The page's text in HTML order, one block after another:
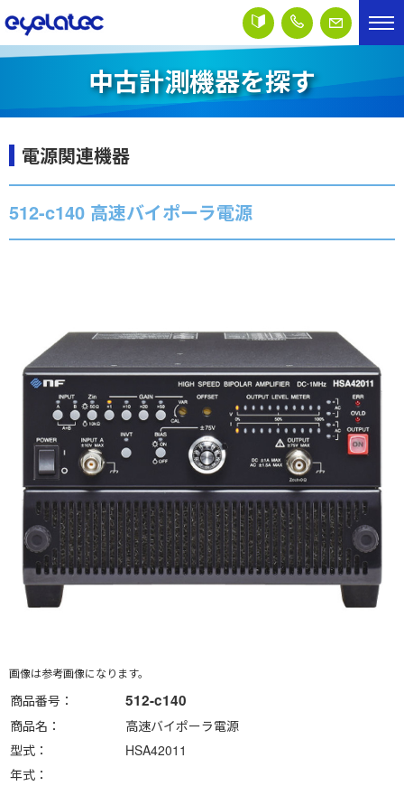
中古計測機器を探す
電源関連機器
512-c140 高速バイポーラ電源
画像は参考画像になります。
商品番号 512-c140
商品名
高速バイポーラ電源
型式
HSA42011
年式